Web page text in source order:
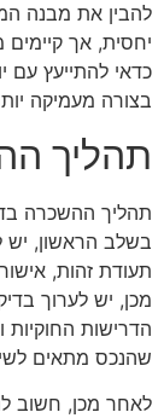
להבין את מבנה
יחסית, אך
כדאי להתייעץ עם
בצורה מעמיקה
תהליך
תהליך ההשכרה
בשלב הראשון, יש
תעודת זהות,
מכן, יש לערוך
הדרישות החוקיות
שהנכס מתאים
לאחר מכן, חשוב